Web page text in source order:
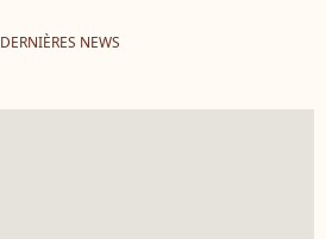
DERNIÈRES NEWS